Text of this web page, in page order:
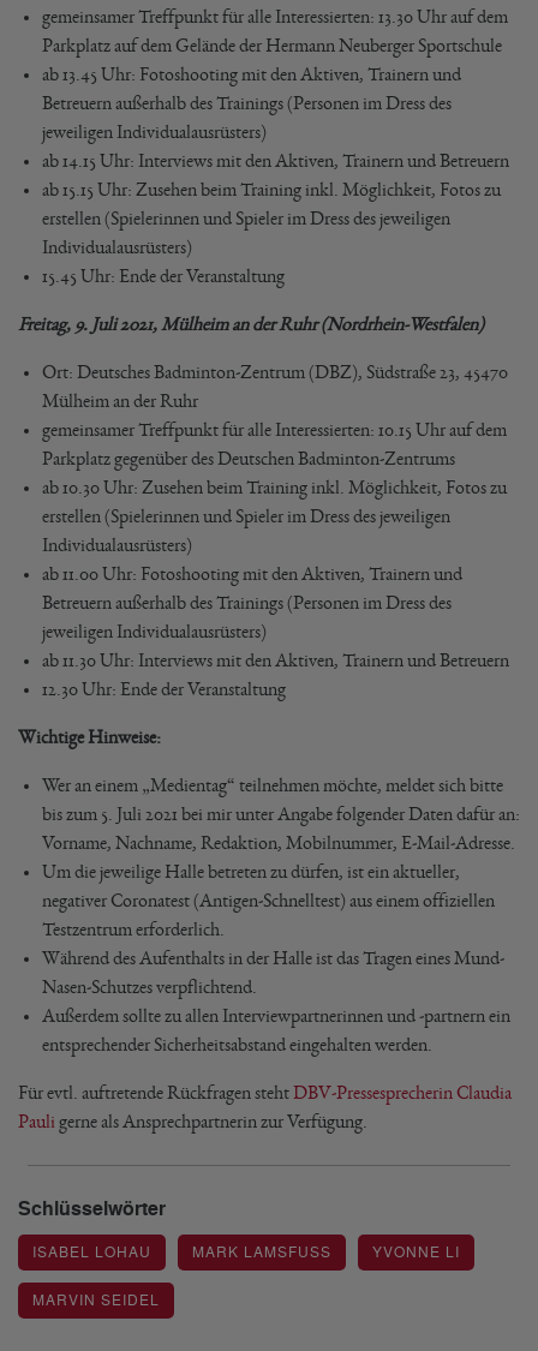
gemeinsamer Treffpunkt für alle Interessierten: 13.30 Uhr auf dem
Parkplatz auf dem Gelände der Hermann Neuberger Sportschule
ab 13.45 Uhr: Fotoshooting mit den Aktiven, Trainern und
Betreuern außerhalb des Trainings (Personen im Dress des
jeweiligen Individualausrüsters)
ab 14.15 Uhr: Interviews mit den Aktiven, Trainern und Betreuern
ab 15.15 Uhr: Zusehen beim Training inkl. Möglichkeit, Fotos zu
erstellen (Spielerinnen und Spieler im Dress des jeweiligen
Individualausrüsters)
15.45 Uhr: Ende der Veranstaltung
Freitag, 9. Juli 2021, Mülheim an der Ruhr (Nordrhein-Westfalen)
Ort: Deutsches Badminton-Zentrum (DBZ), Südstraße 23, 45470
Mülheim an der Ruhr
gemeinsamer Treffpunkt für alle Interessierten: 10.15 Uhr auf dem
Parkplatz gegenüber des Deutschen Badminton-Zentrums
ab 10.30 Uhr: Zusehen beim Training inkl. Möglichkeit, Fotos zu
erstellen (Spielerinnen und Spieler im Dress des jeweiligen
Individualausrüsters)
ab 11.00 Uhr: Fotoshooting mit den Aktiven, Trainern und
Betreuern außerhalb des Trainings (Personen im Dress des
jeweiligen Individualausrüsters)
ab 11.30 Uhr: Interviews mit den Aktiven, Trainern und Betreuern
12.30 Uhr: Ende der Veranstaltung
Wichtige Hinweise:
Wer an einem „Medientag“ teilnehmen möchte, meldet sich bitte
bis zum 5. Juli 2021 bei mir unter Angabe folgender Daten dafür an:
Vorname, Nachname, Redaktion, Mobilnummer, E-Mail-Adresse.
Um die jeweilige Halle betreten zu dürfen, ist ein aktueller,
negativer Coronatest (Antigen-Schnelltest) aus einem offiziellen
Testzentrum erforderlich.
Während des Aufenthalts in der Halle ist das Tragen eines Mund-
Nasen-Schutzes verpflichtend.
Außerdem sollte zu allen Interviewpartnerinnen und -partnern ein
entsprechender Sicherheitsabstand eingehalten werden.
Für evtl. auftretende Rückfragen stehtDBV-Pressesprecherin Claudia
Pauli gerne als Ansprechpartnerin zur Verfügung.
Schlüsselwörter
ISABEL LOHAU MARK LAMSFUSS YVONNE LI
MARVIN SEIDEL